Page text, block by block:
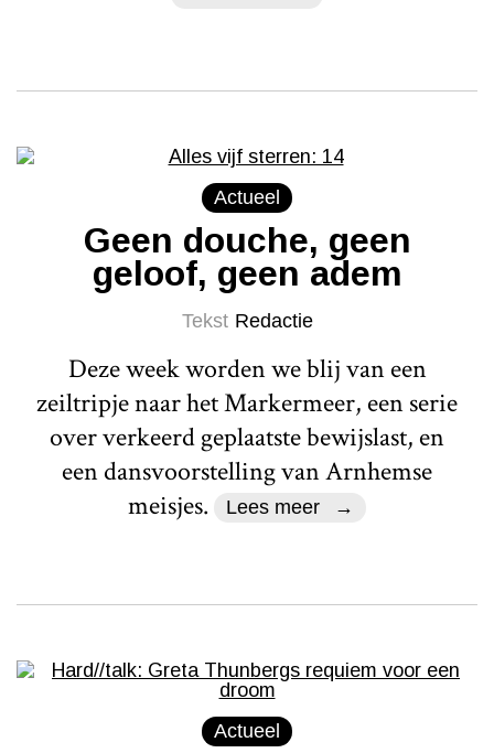
Actueel
Geen douche, geen
geloof, geen adem
Tekst Redactie
Deze week worden we blij van een
zeiltripje naar het Markermeer, een serie
over verkeerd geplaatste bewijslast, en
een dansvoorstelling van Arnhemse
meisjes.
Lees meer
Actueel